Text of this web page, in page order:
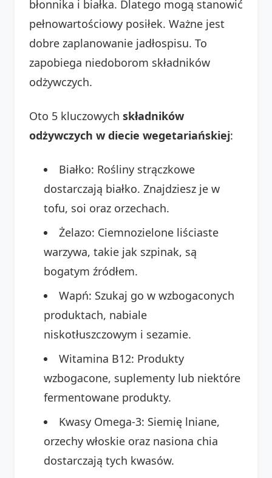
błonnika i białka. Dlatego mogą stanowić
pełnowartościowy posiłek. Ważne jest
dobre zaplanowanie jadłospisu. To
zapobiega niedoborom składników
odżywczych.
Oto 5 kluczowych składników
odżywczych w diecie wegetariańskiej:
Białko: Rośliny strączkowe
dostarczają białko. Znajdziesz je w
tofu, soi oraz orzechach.
Żelazo: Ciemnozielone liściaste
warzywa, takie jak szpinak, są
bogatym źródłem.
Wapń: Szukaj go w wzbogaconych
produktach, nabiale
niskotłuszczowym i sezamie.
Witamina B12: Produkty
wzbogacone, suplementy lub niektóre
fermentowane produkty.
Kwasy Omega-3: Siemię lniane,
orzechy włoskie oraz nasiona chia
dostarczają tych kwasów.